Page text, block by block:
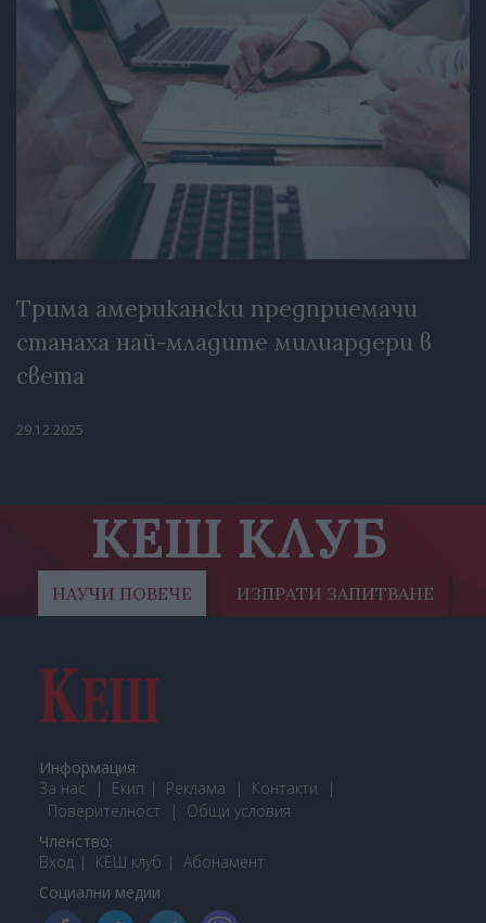
Трима американски предприемачи
станаха най-младите милиардери в
света
29.12.2025
КЕШ КЛУБ
НАУЧИ ПОВЕЧЕ ИЗПРАТИ ЗАПИТВАНЕ
Информация:
За нас
Екип Реклама
Контакти
Поверителност
Общи условия
Членство:
Вход
КЕШ клуб Абонамент
Социални медии